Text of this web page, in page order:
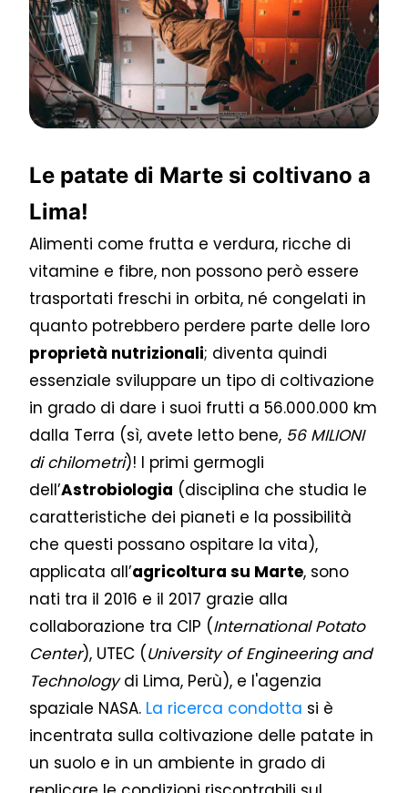
Le patate di Marte si coltivano a
Lima!
Alimenti come frutta e verdura, ricche di
vitamine e fibre, non possono però essere
trasportati freschi in orbita, né congelati in
quanto potrebbero perdere parte delle loro
proprietà nutrizionali; diventa quindi
essenziale sviluppare un tipo di coltivazione
in grado di dare i suoi frutti a 56.000.000 km
dalla Terra (sì, avete letto bene, 56 MILIONI
di chilometri)! I primi germogli
dell’Astrobiologia (disciplina che studia le
caratteristiche dei pianeti e la possibilità
che questi possano ospitare la vita),
applicata all’agricoltura su Marte, sono
nati tra il 2016 e il 2017 grazie alla
collaborazione tra CIP (International Potato
Center), UTEC (University of Engineering and
Technologydi Lima, Perù), e l'agenzia
spaziale NASA. La ricerca condotta si è
incentrata sulla coltivazione delle patate in
un suolo e in un ambiente in grado di